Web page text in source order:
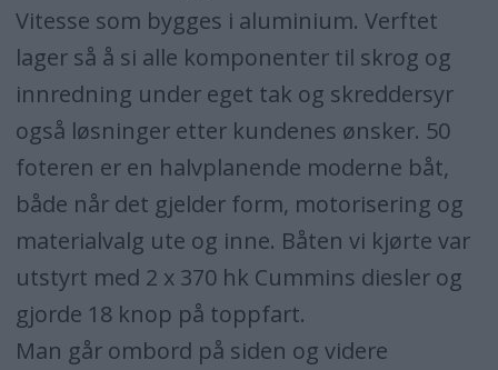
Vitesse som bygges i aluminium. Verftet
lager så å si alle komponenter til skrog og
innredning under eget tak og skreddersyr
også løsninger etter kundenes ønsker. 50
foteren er en halvplanende moderne båt,
både når det gjelder form, motorisering og
materialvalg ute og inne. Båten vi kjørte var
utstyrt med 2 x 370 hk Cummins diesler og
gjorde 18 knop på toppfart.
Man går ombord på siden og videre